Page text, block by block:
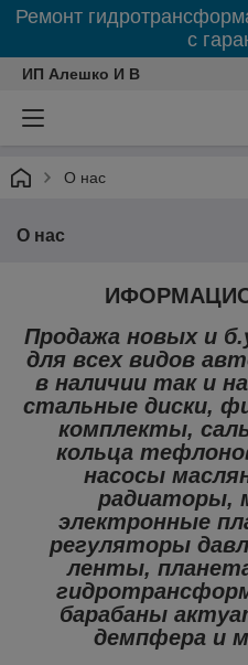
Ремонт
с
ИП Алешко И В
О нас
О нас
Продажа новых и
для всех видов
в наличии так и
стальные диски,
комплекты,
кольца
насосы
радиаторы,
электронные
регуляторы
ленты,
барабаны
демпфера и